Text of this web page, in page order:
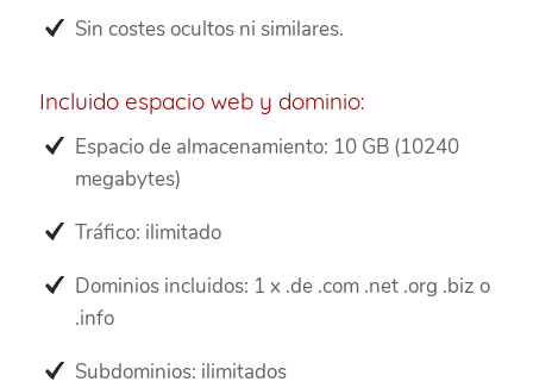
Sin costes ocultos ni similares.
Incluido espacio web y dominio:
Espacio de almacenamiento: 10 GB (10240
megabytes)
Tráfico: ilimitado
Dominios incluidos: 1 x .de .com .net .org .biz o
.info
Subdominios: ilimitados